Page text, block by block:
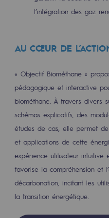
Nos activités
Nos activités
Transport de gaz
Transport de
Savoir-faire
Projet type
l’intégration des gaz
AU CŒUR DE
« Objectif Biométhane »
pédagogique et interactive
biométhane. À travers divers
schémas explicatifs, des
études de cas, elle permet
et applications de cette
expérience utilisateur
favorise la compréhension et
décarbonation, incitant les
la transition énergétique.